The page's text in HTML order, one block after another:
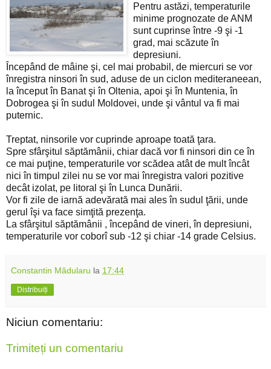
Pentru astăzi, temperaturile
minime prognozate de ANM
sunt cuprinse între -9 şi -1
grad, mai scăzute în
depresiuni.
Începând de mâine şi, cel mai probabil, de miercuri se vor
înregistra ninsori în sud, aduse de un ciclon mediteraneean,
la început în Banat şi în Oltenia, apoi şi în Muntenia, în
Dobrogea şi în sudul Moldovei, unde şi vântul va fi mai
puternic.
Treptat, ninsorile vor cuprinde aproape toată ţara.
Spre sfârşitul săptămânii, chiar dacă vor fi ninsori din ce în
ce mai puţine, temperaturile vor scădea atât de mult încât
nici în timpul zilei nu se vor mai înregistra valori pozitive
decât izolat, pe litoral şi în Lunca Dunării.
Vor fi zile de iarnă adevărată mai ales în sudul ţării, unde
gerul îşi va face simţită prezenţa.
La sfârşitul săptămânii , începând de vineri, în depresiuni,
temperaturile vor coborî sub -12 şi chiar -14 grade Celsius.
Constantin Mădularu la 17:44
Distribuiți
Niciun comentariu:
Trimiteți un comentariu